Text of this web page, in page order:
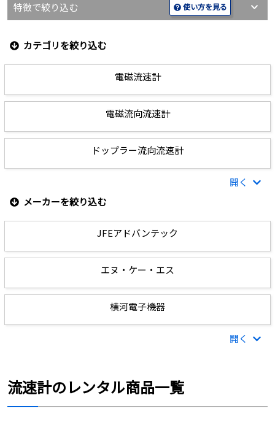
見積もりする使い方を見る
特徴で絞り込む
カテゴリを絞り込む
電磁流速計
電磁流向流速計
ドップラー流向流速計
開く
メーカーを絞り込む
JFEアドバンテック
エヌ・ケー・エス
横河電子機器
開く
流速計のレンタル商品一覧